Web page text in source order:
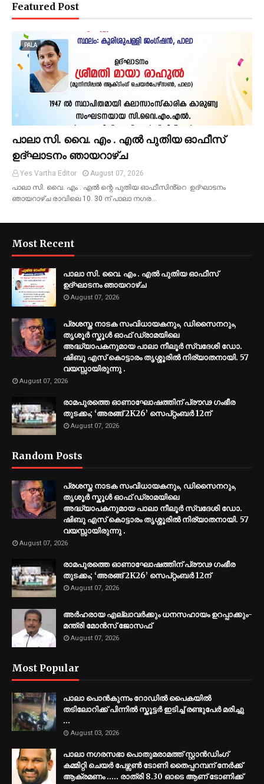
Featured Post
PALA
പാലാ സി. വൈ. എം . എൽ പുതിയ ഓഫീസ്
ഉദ്ഘാടനം ഞായറാഴ്ച
Yes Vartha Editor
August 07, 2026
പാലാ സി. വൈ. എം . എൽ ന്റെ പുതിയ ഓഫീസിൻ്റെ ഉദ്ഘാടനം
ഞായറാഴ്ച രാവിലെ 10. 30 ന് പാലാ നഗര…
Most Recent
പാലാ സി. വൈ. എം . എൽ പുതിയ ഓഫീസ്
ഉദ്ഘാടനം ഞായറാഴ്ച
August 07, 2026
പ്രശസ്ത നാടക സംവിധായകനും, ഡിസൈനറും,
തൃശൂർ സ്കൂൾ ഓഫ് ഡ്രാമയിലെ
അദ്ധ്യാപകനുമായ പാലാ നീലൂർ സ്വദേശി ഡോ.
ഷിബു എസ് കൊട്ടാരം തൃശ്ശൂരിൽ നിര്യാതനായി. 57
വയസ്സായിരുന്നു .
August 07, 2026
രാമപുരത്തെ ഓണാഘോഷത്തിന് പ്രൗഢ ഗംഭീര
തുടക്കം; ‘അരങ്ങ് 2K26’ സെപ്റ്റംബർ 12ന്
August 07, 2026
Random Posts
പ്രശസ്ത നാടക സംവിധായകനും, ഡിസൈനറും,
തൃശൂർ സ്കൂൾ ഓഫ് ഡ്രാമയിലെ
അദ്ധ്യാപകനുമായ പാലാ നീലൂർ സ്വദേശി ഡോ.
ഷിബു എസ് കൊട്ടാരം തൃശ്ശൂരിൽ നിര്യാതനായി. 57
വയസ്സായിരുന്നു .
August 07, 2026
രാമപുരത്തെ ഓണാഘോഷത്തിന് പ്രൗഢ ഗംഭീര
തുടക്കം; ‘അരങ്ങ് 2K26’ സെപ്റ്റംബർ 12ന്
August 07, 2026
അര്‍ഹരായ എല്ലാവര്‍ക്കും ധനസഹായം ഉറപ്പാക്കും-
മന്ത്രി മോന്‍സ് ജോസഫ്
August 07, 2026
Most Popular
പാലാ പൊൻകുന്നം റോഡിൽ പൈകയിൽ
തടിലോറിക്ക് പിന്നിൽ സ്കൂട്ടർ ഇടിച്ച് രണ്ടുപേർ മരിച്ചു
...
August 03, 2026
പാലാ നഗരസഭാ പൊതുമരാമത്ത് സ്റ്റാൻഡിംഗ്
കമ്മിറ്റി ചെയർ പേഴ്സൺ ടോണി തൈപ്പറമ്പന് നേർക്ക്
ആക്രമണം ..... രാത്രി 8.30 ഓടെ ആണ് ടോണിക്ക്